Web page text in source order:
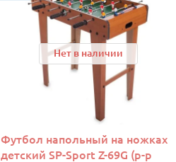
Нет в наличии
Футбол напольный на ножках
детский SP-Sport Z-69G (р-р